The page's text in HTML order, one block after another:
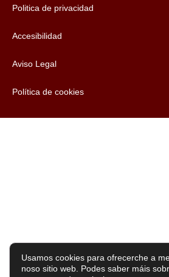
Politica de privacidad
Accesibilidad
Aviso Legal
Política de cookies
Usamos cookies para ofrecerche a
noso sitio web. Podes saber máis